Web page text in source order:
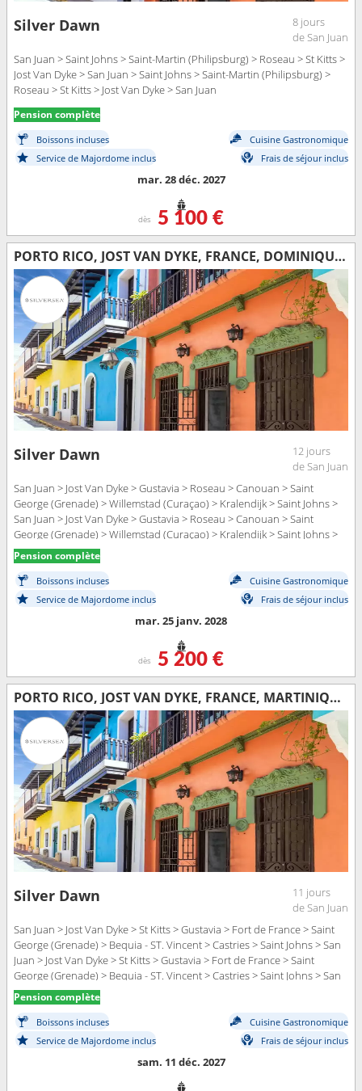
Silver Dawn
8 jours
de San Juan
San Juan > Saint Johns > Saint-Martin (Philipsburg) > Roseau > St Kitts >
Jost Van Dyke > San Juan > Saint Johns > Saint-Martin (Philipsburg) >
Roseau > St Kitts > Jost Van Dyke > San Juan
Pension complète
Boissons incluses
Cuisine Gastronomique
Service de Majordome inclus
Frais de séjour inclus
mar. 28 déc. 2027
dès 5 100 €
PORTO RICO, JOST VAN DYKE, FRANCE, DOMINIQUE, SAINT VINCENT-ET-LES-GRENADINES, GRENADE, BONAIRE, ANTIGUA-ET-BARBUDA
Silver Dawn
12 jours
de San Juan
San Juan > Jost Van Dyke > Gustavia > Roseau > Canouan > Saint
George (Grenade) > Willemstad (Curaçao) > Kralendijk > Saint Johns >
San Juan > Jost Van Dyke > Gustavia > Roseau > Canouan > Saint
George (Grenade) > Willemstad (Curaçao) > Kralendijk > Saint Johns >
San Juan
Pension complète
Boissons incluses
Cuisine Gastronomique
Service de Majordome inclus
Frais de séjour inclus
mar. 25 janv. 2028
dès 5 200 €
PORTO RICO, JOST VAN DYKE, FRANCE, MARTINIQUE, GRENADE, SAINT VINCENT-ET-LES-GRENADINES, SAINTE-LUCIE, ANTIGUA-ET-BARBUDA
Silver Dawn
11 jours
de San Juan
San Juan > Jost Van Dyke > St Kitts > Gustavia > Fort de France > Saint
George (Grenade) > Bequia - ST. Vincent > Castries > Saint Johns > San
Juan > Jost Van Dyke > St Kitts > Gustavia > Fort de France > Saint
George (Grenade) > Bequia - ST. Vincent > Castries > Saint Johns > San
Juan
Pension complète
Boissons incluses
Cuisine Gastronomique
Service de Majordome inclus
Frais de séjour inclus
sam. 11 déc. 2027